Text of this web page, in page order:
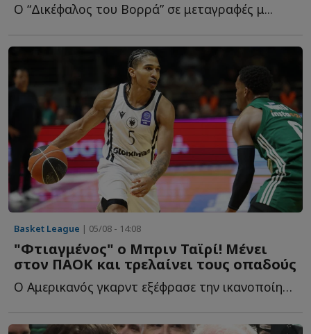
Ο “Δικέφαλος του Βορρά” σε μεταγραφές μ...
Basket League | 05/08 - 14:08
"Φτιαγμένος" ο Μπριν Ταϊρί! Μένει
στον ΠΑΟΚ και τρελαίνει τους οπαδούς
Ο Αμερικανός γκαρντ εξέφρασε την ικανοποίησή του για τ...